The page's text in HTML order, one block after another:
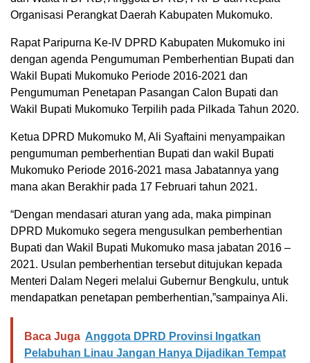
Organisasi Perangkat Daerah Kabupaten Mukomuko.
Rapat Paripurna Ke-IV DPRD Kabupaten Mukomuko ini
dengan agenda Pengumuman Pemberhentian Bupati dan
Wakil Bupati Mukomuko Periode 2016-2021 dan
Pengumuman Penetapan Pasangan Calon Bupati dan
Wakil Bupati Mukomuko Terpilih pada Pilkada Tahun 2020.
Ketua DPRD Mukomuko M, Ali Syaftaini menyampaikan
pengumuman pemberhentian Bupati dan wakil Bupati
Mukomuko Periode 2016-2021 masa Jabatannya yang
mana akan Berakhir pada 17 Februari tahun 2021.
“Dengan mendasari aturan yang ada, maka pimpinan
DPRD Mukomuko segera mengusulkan pemberhentian
Bupati dan Wakil Bupati Mukomuko masa jabatan 2016 –
2021. Usulan pemberhentian tersebut ditujukan kepada
Menteri Dalam Negeri melalui Gubernur Bengkulu, untuk
mendapatkan penetapan pemberhentian,”sampainya Ali.
Baca Juga Anggota DPRD Provinsi Ingatkan
Pelabuhan Linau Jangan Hanya Dijadikan Tempat